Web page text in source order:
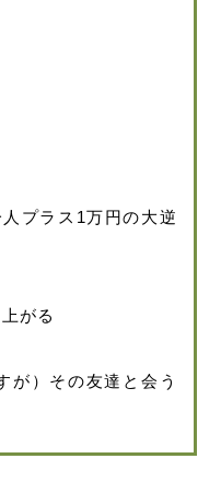
プラス1万円の大逆
がる
が）その友達と会う